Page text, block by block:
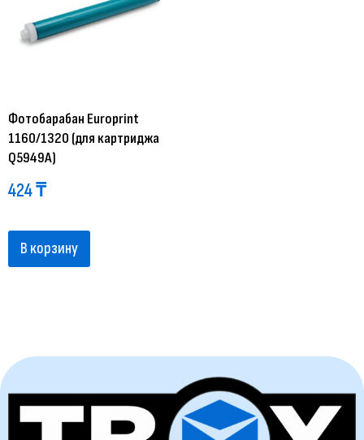
Фотобарабан Europrint
1160/1320 (для картриджа
Q5949A)
424₸
В корзину